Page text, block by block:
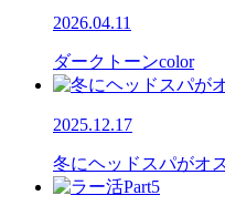
2026.04.11
ダークトーンcolor
2025.12.17
冬にヘッドスパがオ